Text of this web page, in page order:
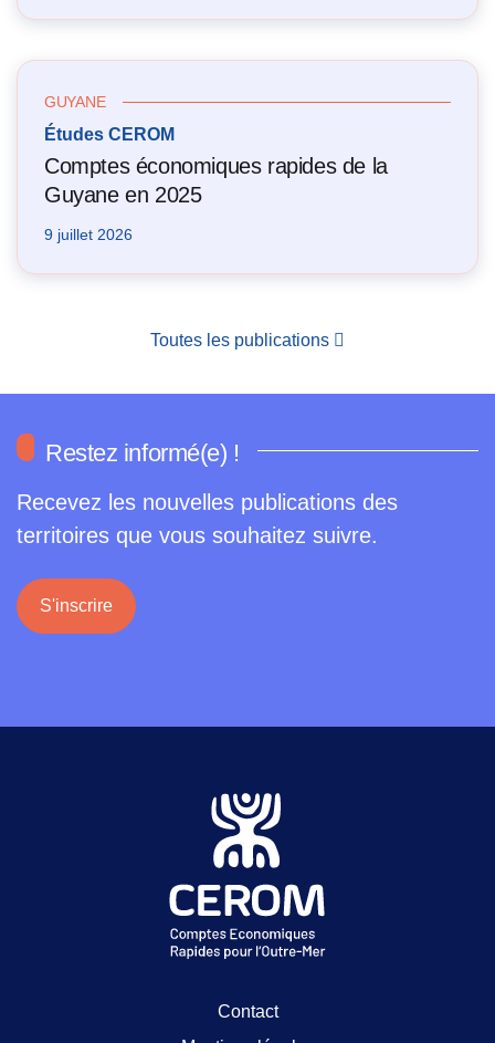
GUYANE
Études CEROM
Comptes économiques rapides de la
Guyane en 2025
9 juillet 2026
Toutes les publications
Restez informé(e) !
Recevez les nouvelles publications des
territoires que vous souhaitez suivre.
S'inscrire
Contact